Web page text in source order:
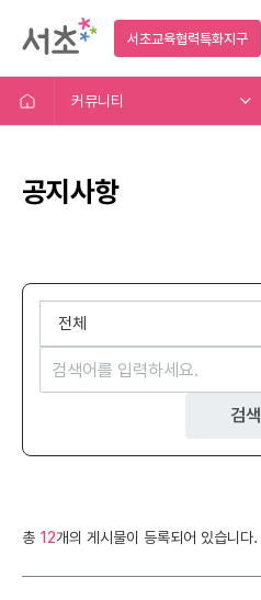
서초교육협력특화지구
커뮤니티
공지사항
검색
총 12개의 게시물이 등록되어 있습니다.